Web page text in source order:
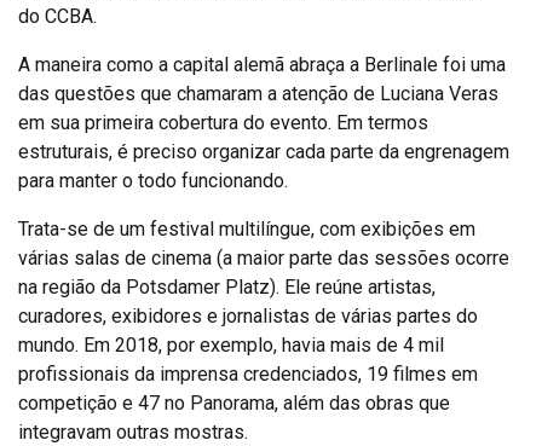
do CCBA.
A maneira como a capital alemã abraça a Berlinale foi uma
das questões que chamaram a atenção de Luciana Veras
em sua primeira cobertura do evento. Em termos
estruturais, é preciso organizar cada parte da engrenagem
para manter o todo funcionando.
Trata-se de um festival multilíngue, com exibições em
várias salas de cinema (a maior parte das sessões ocorre
na região da Potsdamer Platz). Ele reúne artistas,
curadores, exibidores e jornalistas de várias partes do
mundo. Em 2018, por exemplo, havia mais de 4 mil
profissionais da imprensa credenciados, 19 filmes em
competição e 47 no Panorama, além das obras que
integravam outras mostras.